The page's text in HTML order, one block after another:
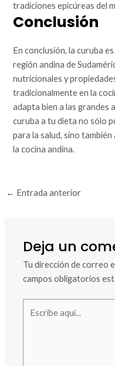
tradiciones epicúreas del
Conclusión
En conclusión, la curuba
región andina de
nutricionales y
tradicionalmente en la
adapta bien a las grandes
curuba a tu dieta no sólo
para la salud, sino
la cocina andina.
← Entrada anterior
Deja un
Tu dirección de correo
campos obligatorios
aquí...